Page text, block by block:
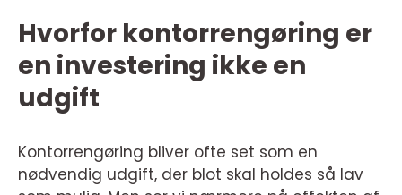
Hvorfor kontorrengøring er
en investering ikke en
udgift
Kontorrengøring bliver ofte set som en
nødvendig udgift, der blot skal holdes så lav